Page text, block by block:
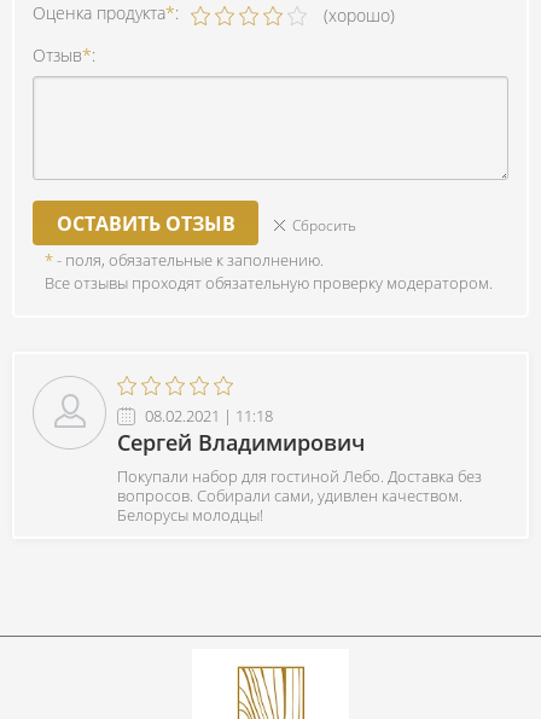
Оценка продукта*:
(хорошо)
Отзыв*:
ОСТАВИТЬ ОТЗЫВ Сбросить
*- поля, обязательные к заполнению.
Все отзывы проходят обязательную проверку модератором.
08.02.2021 | 11:18
Сергей Владимирович
Покупали набор для гостиной Лебо. Доставка без
вопросов. Собирали сами, удивлен качеством.
Белорусы молодцы!